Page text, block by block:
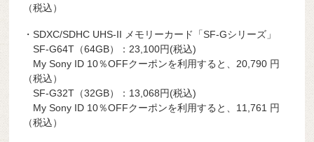
（税込）
・SDXC/SDHC UHS-II メモリーカード「SF-Gシリーズ」
SF-G64T（64GB）：23,100円(税込)
My Sony ID 10％OFFクーポンを利用すると、20,790 円
（税込）
SF-G32T（32GB）：13,068円(税込)
My Sony ID 10％OFFクーポンを利用すると、11,761 円
（税込）